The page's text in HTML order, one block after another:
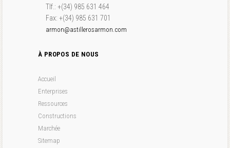
Tlf.: +(34) 985 631 464
Fax: +(34) 985 631 701
armon@astillerosarmon.com
À PROPOS DE NOUS
Accueil
Enterprises
Ressources
Constructions
Marchée
Sitemap